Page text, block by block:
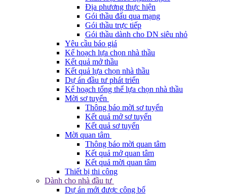
Địa phương thực hiện
Gói thầu đấu qua mạng
Gói thầu trực tiếp
Gói thầu dành cho DN siêu nhỏ
Yêu cầu báo giá
Kế hoạch lựa chọn nhà thầu
Kết quả mở thầu
Kết quả lựa chọn nhà thầu
Dự án đầu tư phát triển
Kế hoạch tổng thể lựa chọn nhà thầu
Mời sơ tuyển
Thông báo mời sơ tuyển
Kết quả mở sơ tuyển
Kết quả sơ tuyển
Mời quan tâm
Thông báo mời quan tâm
Kết quả mở quan tâm
Kết quả mời quan tâm
Thiết bị thi công
Dành cho nhà đầu tư
Dự án mới được công bố